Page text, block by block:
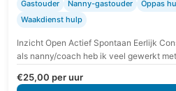
Gastouder Nanny-gastouder Oppas
Waakdienst hulp
Inzicht Open Actief Spontaan Eerlijk
als nanny/coach heb ik veel gewerkt
€25,00 per uur